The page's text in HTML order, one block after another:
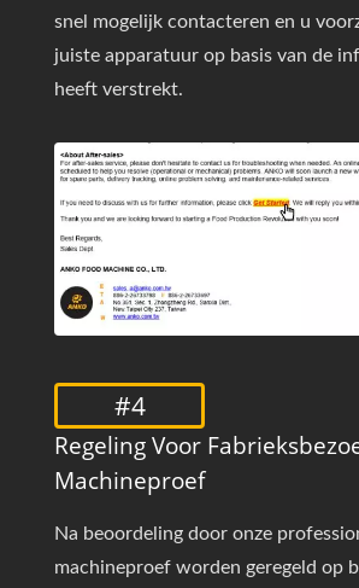
snel mogelijk contacteren en u
juiste apparatuur op basis van de
heeft verstrekt.
#4
Regeling Voor
Machineproef
Na beoordeling door onze
machineproef worden geregeld op